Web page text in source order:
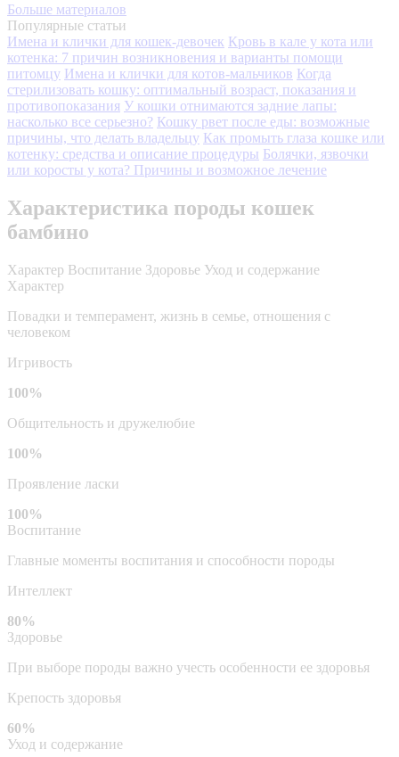
Больше материалов
Популярные статьи
Имена и клички для кошек-девочек Кровь в кале у кота или
котенка: 7 причин возникновения и варианты помощи
питомцу Имена и клички для котов-мальчиков Когда
стерилизовать кошку: оптимальный возраст, показания и
противопоказания У кошки отнимаются задние лапы:
насколько все серьезно? Кошку рвет после еды: возможные
причины, что делать владельцу Как промыть глаза кошке или
котенку: средства и описание процедуры Болячки, язвочки
или коросты у кота? Причины и возможное лечение
Характеристика породы кошек
бамбино
Характер Воспитание Здоровье Уход и содержание
Характер
Повадки и темперамент, жизнь в семье, отношения с
человеком
Игривость
100%
Общительность и дружелюбие
100%
Проявление ласки
100%
Воспитание
Главные моменты воспитания и способности породы
Интеллект
80%
Здоровье
При выборе породы важно учесть особенности ее здоровья
Крепость здоровья
60%
Уход и содержание